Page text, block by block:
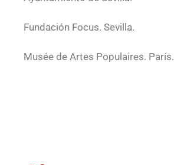
Fundación Focus. Sevilla.
Musée de Artes Populaires. París.